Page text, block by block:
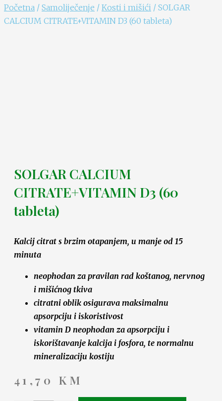
Početna / Samoliječenje / Kosti i mišići / SOLGAR
CALCIUM CITRATE+VITAMIN D3 (60 tableta)
SOLGAR CALCIUM
CITRATE+VITAMIN D3 (60
tableta)
Kalcij citrat s brzim otapanjem, u manje od 15
minuta
neophodan za pravilan rad koštanog, nervnog
i mišićnog tkiva
citratni oblik osigurava maksimalnu
apsorpciju i iskoristivost
vitamin D neophodan za apsorpciju i
iskorištavanje kalcija i fosfora, te normalnu
mineralizaciju kostiju
41,70 KM